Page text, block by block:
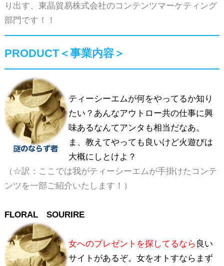
り出す、東晶貿易株式会社のコンテンツマーケティング
部門です！！
PRODUCT＜事業内容＞
ティーシーエムが何をやってるか知り
たい？あんなアウトロー共の仕事に興
味あるなんてアンタも相当だなあ。
ま、教えてやっても良いけど火遊びは
大概にしとけよ？
（☆訳：ここでは我がティーシーエムが手掛けたコンテ
ンツを一部ご紹介いたします！）
FLORAL SOURIRE
女へのプレゼントを探してるなら 良い
サイトがあるぞ。女をオトすならまず